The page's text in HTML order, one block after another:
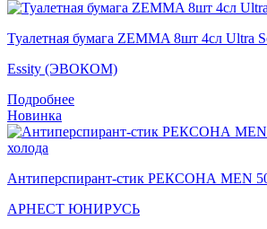
Туалетная бумага ZEMMA 8шт 4сл Ultra
Essity (ЭВОКОМ)
Подробнее
Новинка
Антиперспирант-стик РЕКСОНА MEN
АРНЕСТ ЮНИРУСЬ